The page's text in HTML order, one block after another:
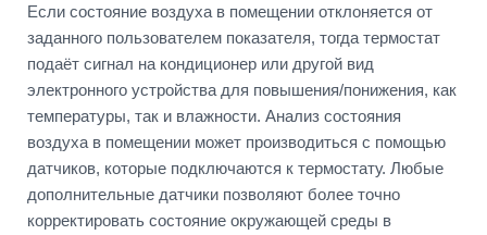
Если состояние воздуха в помещении отклоняется от
заданного пользователем показателя, тогда термостат
подаёт сигнал на кондиционер или другой вид
электронного устройства для повышения/понижения, как
температуры, так и влажности. Анализ состояния
воздуха в помещении может производиться с помощью
датчиков, которые подключаются к термостату. Любые
дополнительные датчики позволяют более точно
корректировать состояние окружающей среды в